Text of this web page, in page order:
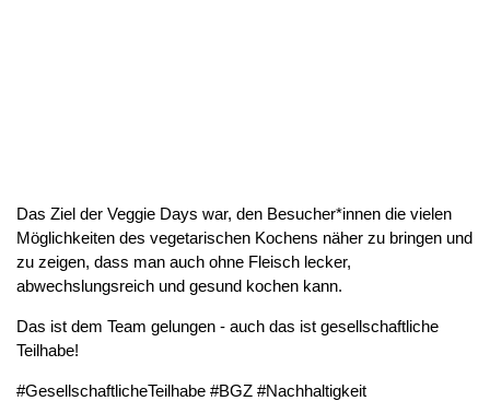
Das Ziel der Veggie Days war, den Besucher*innen die vielen
Möglichkeiten des vegetarischen Kochens näher zu bringen und
zu zeigen, dass man auch ohne Fleisch lecker,
abwechslungsreich und gesund kochen kann.
Das ist dem Team gelungen - auch das ist gesellschaftliche
Teilhabe!
#GesellschaftlicheTeilhabe #BGZ #Nachhaltigkeit